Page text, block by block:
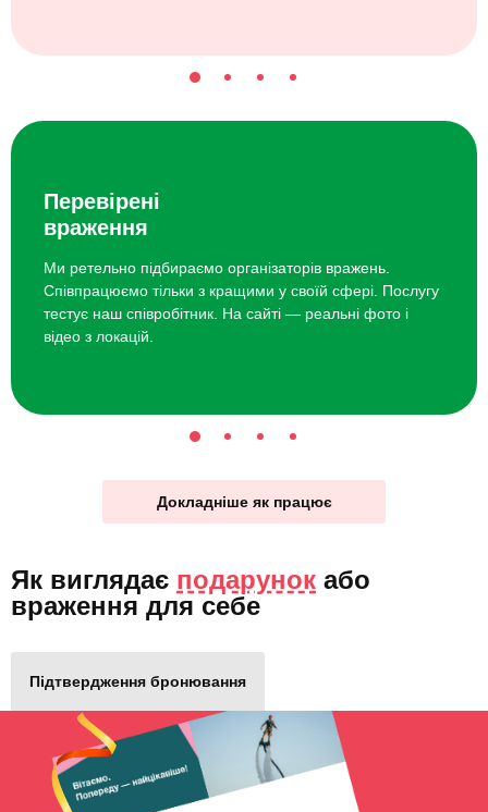
Перевірені
враження
Ми ретельно підбираємо організаторів вражень.
Співпрацюємо тільки з кращими у своїй сфері. Послугу
тестує наш співробітник. На сайті — реальні фото і
відео з локацій.
Докладніше як працює
Як виглядає подарунок або
враження для себе
Підтвердження бронювання